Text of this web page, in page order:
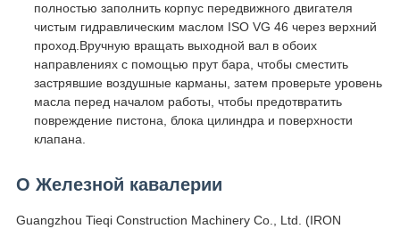
полностью заполнить корпус передвижного двигателя
чистым гидравлическим маслом ISO VG 46 через верхний
проход.Вручную вращать выходной вал в обоих
направлениях с помощью прут бара, чтобы сместить
застрявшие воздушные карманы, затем проверьте уровень
масла перед началом работы, чтобы предотвратить
повреждение пистона, блока цилиндра и поверхности
клапана.
О Железной кавалерии
Guangzhou Tieqi Construction Machinery Co., Ltd. (IRON